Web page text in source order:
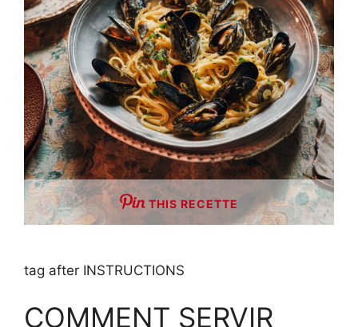
THIS RECETTE
tag after INSTRUCTIONS
COMMENT SERVIR